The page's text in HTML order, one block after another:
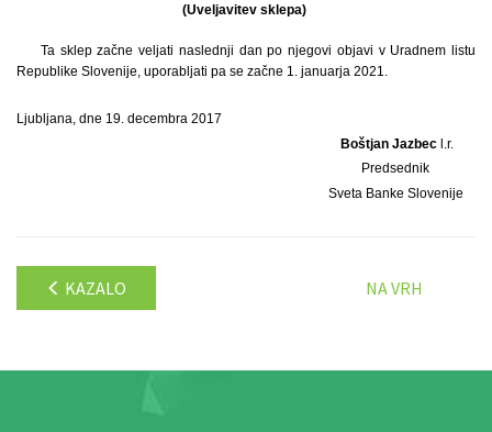
(Uveljavitev sklepa)
Ta sklep začne veljati naslednji dan po njegovi objavi v Uradnem listu
Republike Slovenije, uporabljati pa se začne 1. januarja 2021.
Ljubljana, dne 19. decembra 2017
Boštjan Jazbec l.r.
Predsednik
Sveta Banke Slovenije
KAZALO NA VRH